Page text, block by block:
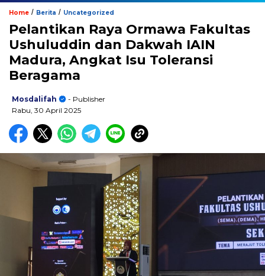
Home / Berita / Uncategorized
Pelantikan Raya Ormawa Fakultas
Ushuluddin dan Dakwah IAIN
Madura, Angkat Isu Toleransi
Beragama
Mosdalifah
- Publisher
Rabu, 30 April 2025